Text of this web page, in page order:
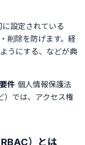
設定されている
削除を防げます。経
うにする、などが典
件 個人情報保護法
）では、アクセス権
）とは